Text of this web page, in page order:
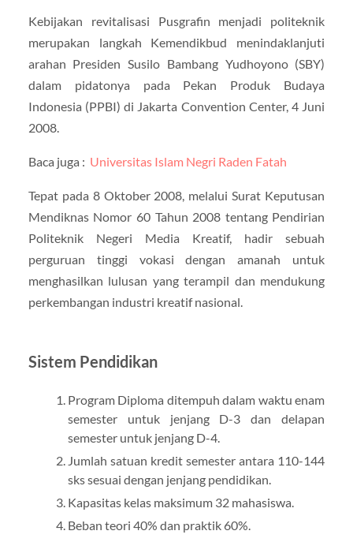
Kebijakan revitalisasi Pusgrafin menjadi politeknik
merupakan langkah Kemendikbud menindaklanjuti
arahan Presiden Susilo Bambang Yudhoyono (SBY)
dalam pidatonya pada Pekan Produk Budaya
Indonesia (PPBI) di Jakarta Convention Center, 4 Juni
2008.
Baca juga : Universitas Islam Negri Raden Fatah
Tepat pada 8 Oktober 2008, melalui Surat Keputusan
Mendiknas Nomor 60 Tahun 2008 tentang Pendirian
Politeknik Negeri Media Kreatif, hadir sebuah
perguruan tinggi vokasi dengan amanah untuk
menghasilkan lulusan yang terampil dan mendukung
perkembangan industri kreatif nasional.
Sistem Pendidikan
Program Diploma ditempuh dalam waktu enam
semester untuk jenjang D-3 dan delapan
semester untuk jenjang D-4.
Jumlah satuan kredit semester antara 110-144
sks sesuai dengan jenjang pendidikan.
Kapasitas kelas maksimum 32 mahasiswa.
Beban teori 40% dan praktik 60%.